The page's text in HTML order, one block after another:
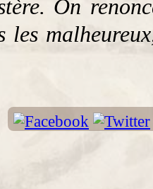
On